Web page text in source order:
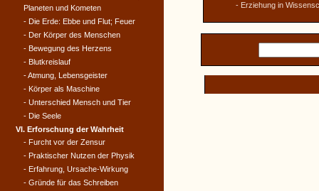
- Erziehung in
Planeten und Kometen
- Die Erde: Ebbe und Flut; Feuer
- Der Körper des Menschen
- Bewegung des Herzens
- Blutkreislauf
- Atmung, Lebensgeister
- Körper als Maschine
- Unterschied Mensch und Tier
- Die Seele
VI. Erforschung der Wahrheit
- Furcht vor der Zensur
- Praktischer Nutzen der Physik
- Erfahrung, Ursache-Wirkung
- Gründe für das Schreiben